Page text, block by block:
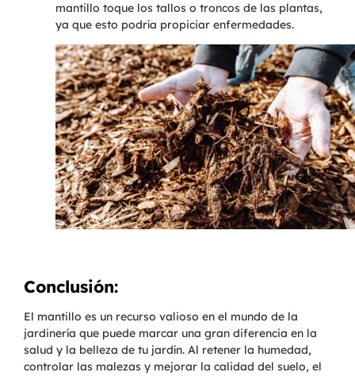
mantillo toque los tallos o troncos de las plantas,
ya que esto podría propiciar enfermedades.
Conclusión:
El mantillo es un recurso valioso en el mundo de la
jardinería que puede marcar una gran diferencia en la
salud y la belleza de tu jardín. Al retener la humedad,
controlar las malezas y mejorar la calidad del suelo, el